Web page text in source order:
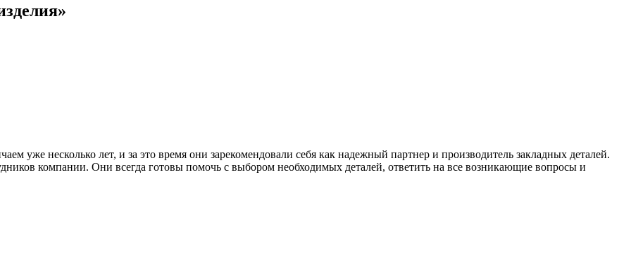
уже несколько лет, и за это время они зарекомендовали себя как надежный партнер и производитель закладных деталей.
компании. Они всегда готовы помочь с выбором необходимых деталей, ответить на все возникающие вопросы и